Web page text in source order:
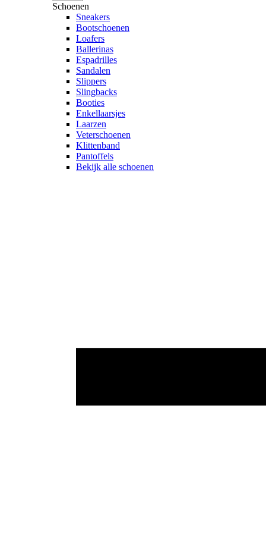
Schoenen
Sneakers
Bootschoenen
Loafers
Ballerinas
Espadrilles
Sandalen
Slippers
Slingbacks
Booties
Enkellaarsjes
Laarzen
Veterschoenen
Klittenband
Pantoffels
Bekijk alle schoenen